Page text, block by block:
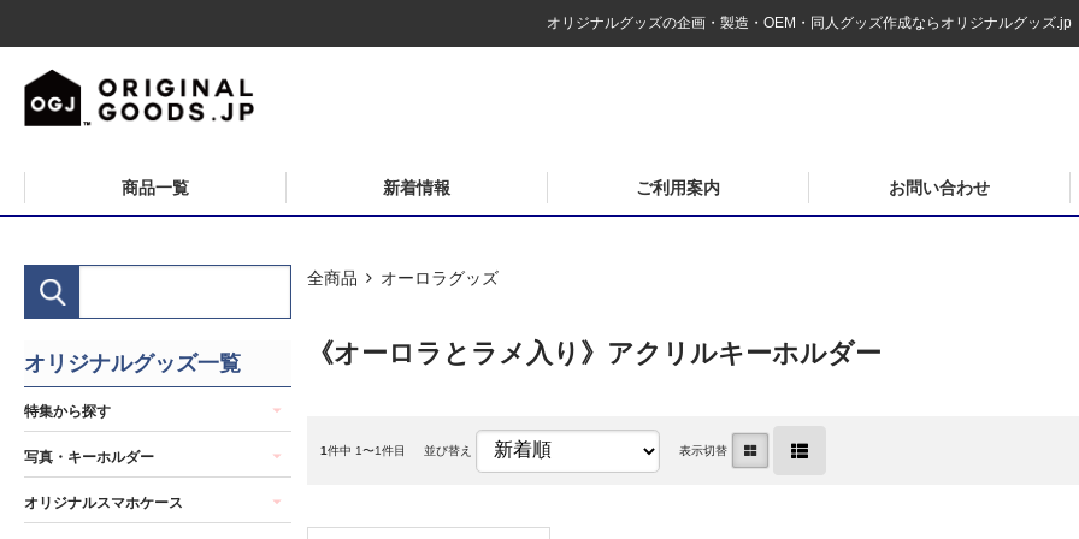
オリジナルグッズの企画・製造・OEM・同人グッズ作成ならオリジナルグッズ.jp
商品一覧 新着情報 ご利用案内 お問い合わせ
全商品 オーロラグッズ
《オーロラとラメ入り》アクリルキーホルダー
1件中 1〜1件目 並び替え 表示切替
オリジナルグッズ一覧
特集から探す
写真・キーホルダー
オリジナルスマホケース